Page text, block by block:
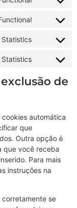
Statistics
Statistics
de
automática
que
Outra opção é
que você receba
Para mais
instruções na
se